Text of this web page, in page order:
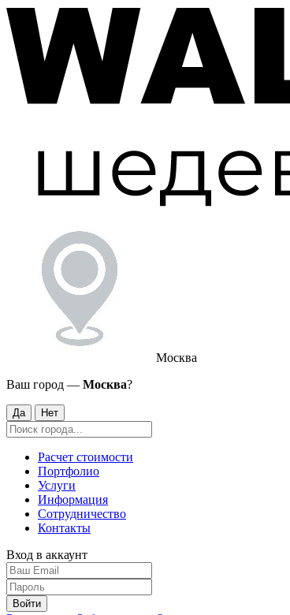
Москва
Ваш город — Москва?
Да Нет
Расчет стоимости
Портфолио
Услуги
Информация
Сотрудничество
Контакты
Вход в аккаунт
Войти